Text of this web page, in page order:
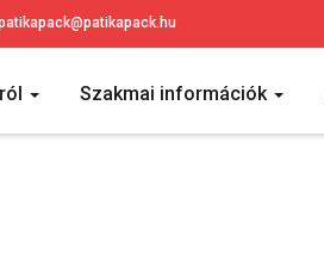
Szakmai információk